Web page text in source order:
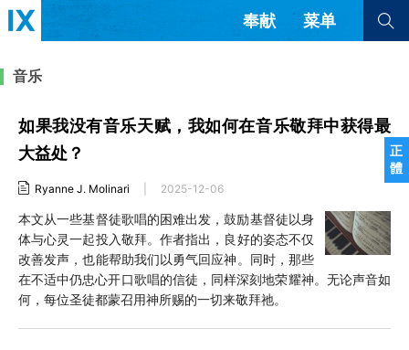
正
體
奉献 菜单
文章 书评 访谈 问答
教会带领 解经式讲道与神学
福音传讲与宣教 成员制与教会纪律
团契生活与祷告
查看全部
查看全部
隐私条款 其他的模式
简体中文 正體中文
英语
西班牙语
葡萄牙语
音乐
如果我没有音乐天赋，我如何在音乐敬拜中获得最
大益处？
Ryanne J. Molinari 2025-12-06
本文从一些基督徒歌唱的困难出发，鼓励基督徒以身
体与心灵一起投入敬拜。作者指出，良好的姿态不仅
改善发声，也能帮助我们以勇气回应神。同时，那些
在不适中仍忠心开口歌唱的信徒，同样深刻地荣耀神。无论声音如
何，每位圣徒都蒙召用神所赐的一切来敬拜祂。